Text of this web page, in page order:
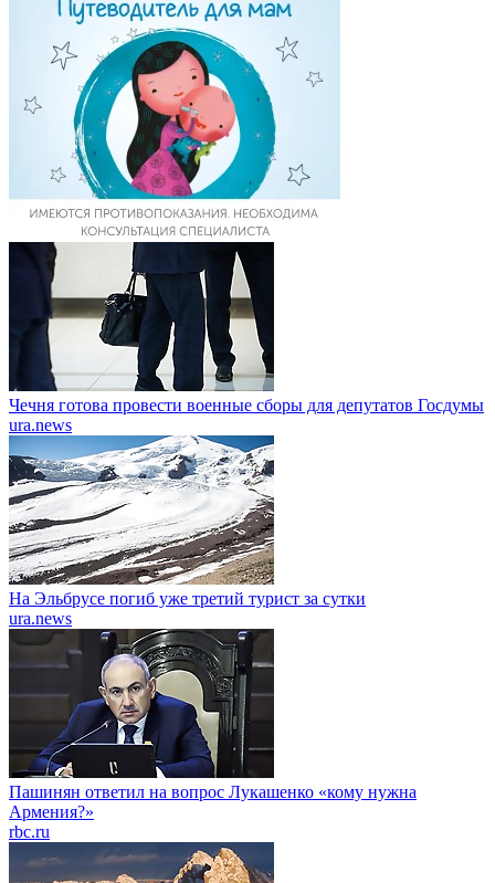
Чечня готова провести военные сборы для депутатов Госдумы
ura.news
На Эльбрусе погиб уже третий турист за сутки
ura.news
Пашинян ответил на вопрос Лукашенко «кому нужна
Армения?»
rbc.ru